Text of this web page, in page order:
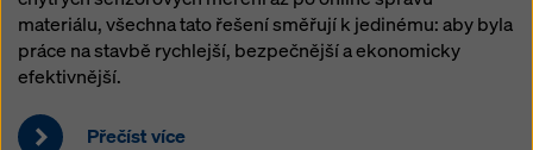
materiálu, všechna tato řešení směřují k jedinému: aby byla
práce na stavbě rychlejší, bezpečnější a ekonomicky
efektivnější.
Přečíst více